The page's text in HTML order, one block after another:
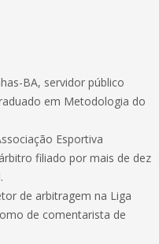
BA, servidor público
em Metodologia do
Esportiva
filiado por mais de dez
de arbitragem na Liga
de comentarista de